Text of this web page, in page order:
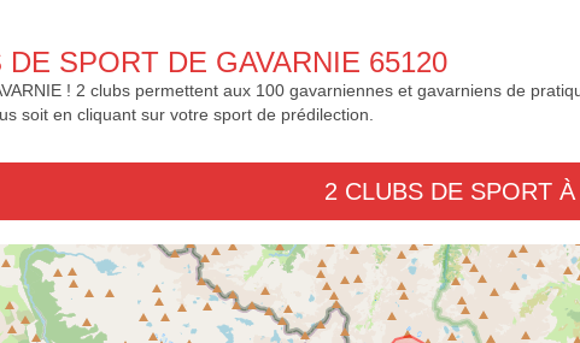
DE SPORT DE GAVARNIE 65120
! 2 clubs permettent aux 100 gavarniennes et gavarniens de
soit en cliquant sur votre sport de prédilection.
2 CLUBS DE SPORT